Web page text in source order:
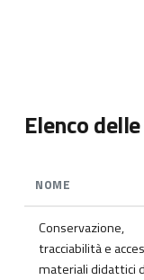
Elenco
NOME
Conservazione,
tracciabilità e
materiali didattici